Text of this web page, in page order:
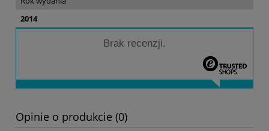
2014
Brak recenzji.
Opinie o produkcie (0)